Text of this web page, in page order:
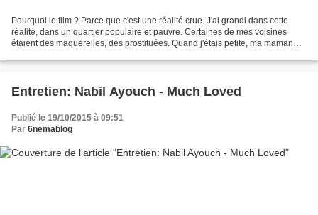
Pourquoi le film ? Parce que c'est une réalité crue. J'ai grandi dans cette
réalité, dans un quartier populaire et pauvre. Certaines de mes voisines
étaient des maquerelles, des prostituées. Quand j'étais petite, ma maman
Entretien: Nabil Ayouch - Much Loved
Publié le 19/10/2015 à 09:51
Par 6nemablog